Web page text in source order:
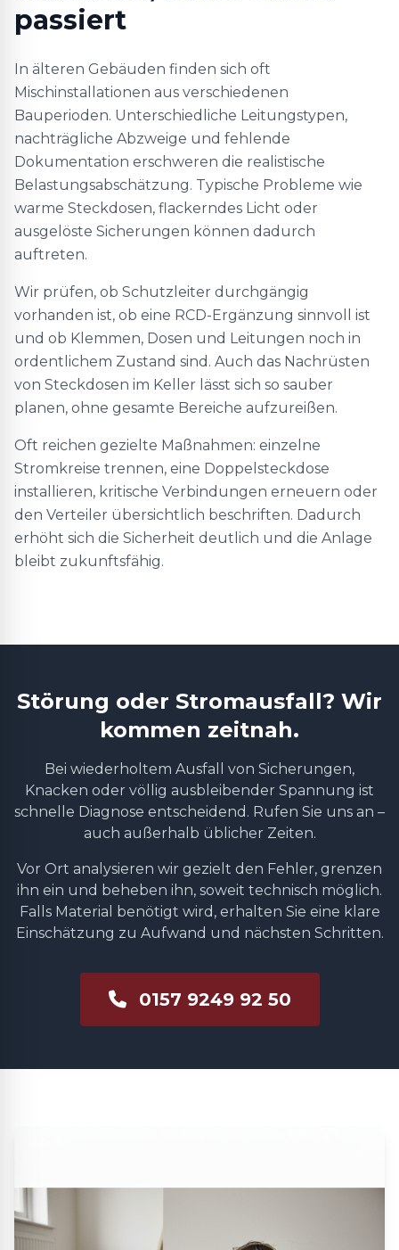
passiert
In älteren Gebäuden finden sich oft
Mischinstallationen aus verschiedenen
Bauperioden. Unterschiedliche Leitungstypen,
nachträgliche Abzweige und fehlende
Dokumentation erschweren die realistische
Belastungsabschätzung. Typische Probleme wie
warme Steckdosen, flackerndes Licht oder
ausgelöste Sicherungen können dadurch
auftreten.
Wir prüfen, ob Schutzleiter durchgängig
vorhanden ist, ob eine RCD-Ergänzung sinnvoll ist
und ob Klemmen, Dosen und Leitungen noch in
ordentlichem Zustand sind. Auch das Nachrüsten
von Steckdosen im Keller lässt sich so sauber
planen, ohne gesamte Bereiche aufzureißen.
Oft reichen gezielte Maßnahmen: einzelne
Stromkreise trennen, eine Doppelsteckdose
installieren, kritische Verbindungen erneuern oder
den Verteiler übersichtlich beschriften. Dadurch
erhöht sich die Sicherheit deutlich und die Anlage
bleibt zukunftsfähig.
Störung oder Stromausfall? Wir
kommen zeitnah.
Bei wiederholtem Ausfall von Sicherungen,
Knacken oder völlig ausbleibender Spannung ist
schnelle Diagnose entscheidend. Rufen Sie uns an –
auch außerhalb üblicher Zeiten.
Vor Ort analysieren wir gezielt den Fehler, grenzen
ihn ein und beheben ihn, soweit technisch möglich.
Falls Material benötigt wird, erhalten Sie eine klare
Einschätzung zu Aufwand und nächsten Schritten.
0157 9249 92 50